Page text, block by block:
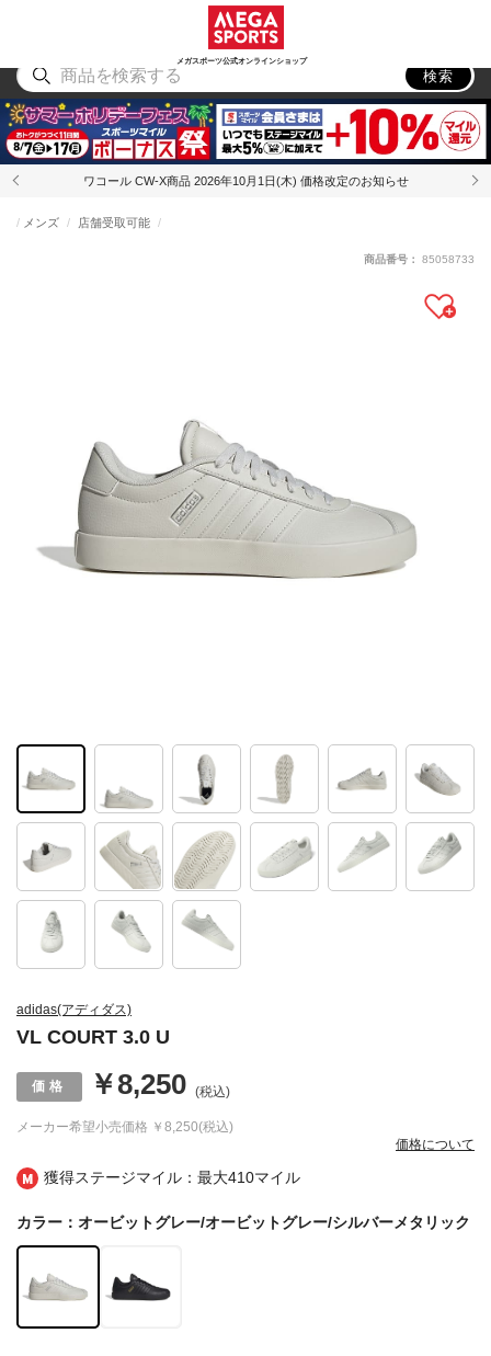
メガスポーツ公式オンラインショップ
アウトドア
検索
ワコール CW-X商品 2026年10月1日(木) 価格改定のお知らせ
獲得ステージマイル：最大410マイル
adidas(アディダス)
VL COURT 3.0 U
メンズ 店舗受取可能
メーカー希望小売価格 ￥8,250(税込)
￥8,250 (税込)
価格について
商品番号： 85058733
カラー：オービットグレー/オービットグレー/シルバーメタリック